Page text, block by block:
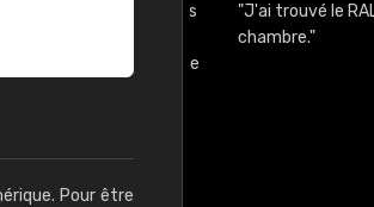
Pour être
"J'ai trouvé le RAL
chambre."